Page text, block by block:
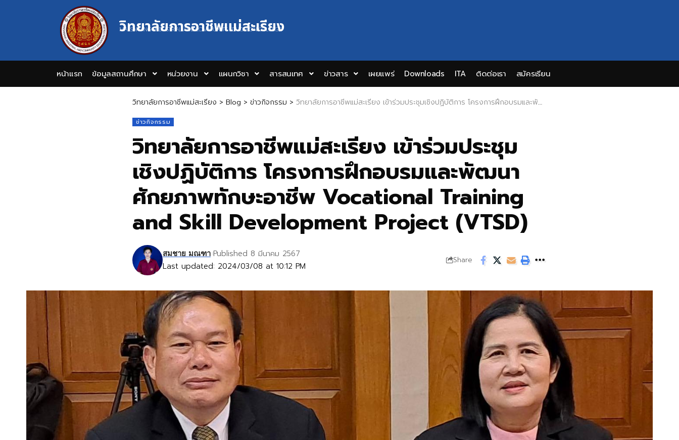
วิทยาลัยการอาชีพแม่สะเรียง
MAESARIANG INDUSTRIAL AND COMMUNITY EDUCATION COLLEGE
หน้าแรก ข้อมูลสถานศึกษา หน่วยงาน แผนกวิชา สารสนเทศ ข่าวสาร เผยแพร่ Downloads ITA ติดต่อเรา สมัครเรียน
วิทยาลัยการอาชีพแม่สะเรียง > Blog > ข่าวกิจกรรม > วิทยาลัยการอาชีพแม่สะเรียง เข้าร่วมประชุมเชิงปฏิบัติการ โครงการฝึกอบรมและพัฒนาศักยภาพทักษะอาชีพ Vocational Training and Skill Development Project (VTSD)
ข่าวกิจกรรม
วิทยาลัยการอาชีพแม่สะเรียง เข้าร่วมประชุม
เชิงปฏิบัติการ โครงการฝึกอบรมและพัฒนา
ศักยภาพทักษะอาชีพ Vocational Training
and Skill Development Project (VTSD)
Last updated: 2024/03/08 at 10:12 PM
สมชาย มณฑา Published 8 มีนาคม 2567
Share